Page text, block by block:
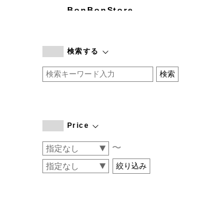
BonBonStore
by basics
CATWORTH
COGTHEBIGSMOKE
CONVERSE
DEAN & DELUCA
検索する
Price
〜